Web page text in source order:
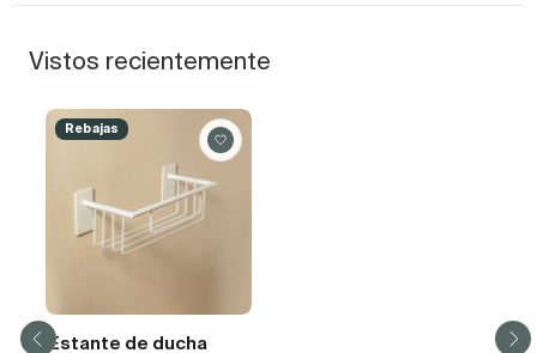
Vistos recientemente
Rebajas
Estante de ducha